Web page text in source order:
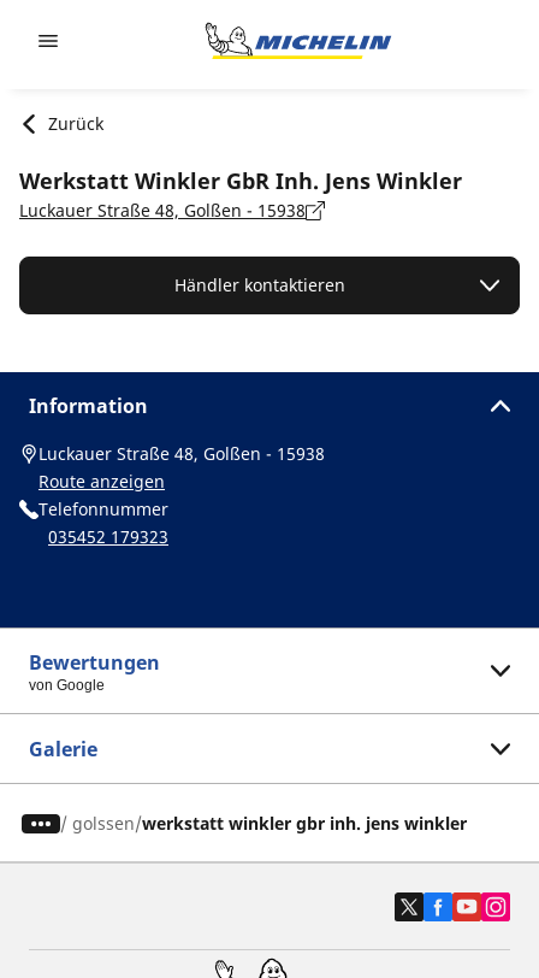
Zurück
Werkstatt Winkler GbR Inh. Jens Winkler
Luckauer Straße 48, Golßen - 15938
Händler kontaktieren
Information
Luckauer Straße 48, Golßen - 15938
Route anzeigen
Telefonnummer
035452 179323
Bewertungen
von Google
Galerie
/ golssen werkstatt winkler gbr inh. jens winkler